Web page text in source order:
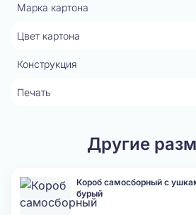
Марка картона
Цвет картона
Конструкция
Печать
Другие
Короб самосборный с
бурый